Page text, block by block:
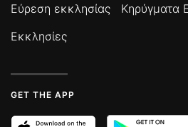
Εύρεση εκκλησίας
Κηρύγματα
Εκκλησίες
GET THE APP